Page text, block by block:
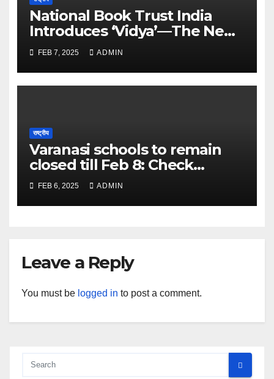
National Book Trust India
Introduces ‘Vidya’—The New
Face of Learning and
Discovery – The Times of
India
FEB 7, 2025 ADMIN
राष्ट्रीय
Varanasi schools to remain
closed till Feb 8: Check
details here – The Times of
India
FEB 6, 2025 ADMIN
Leave a Reply
You must be logged in to post a comment.